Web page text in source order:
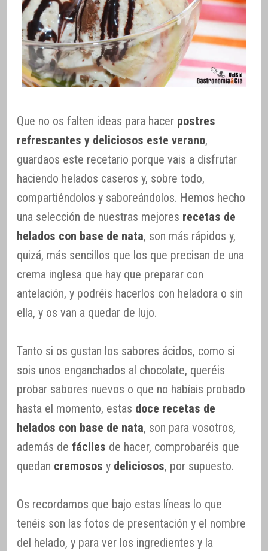
Que no os falten ideas para hacer postres
refrescantes y deliciosos este verano,
guardaos este recetario porque vais a disfrutar
haciendo helados caseros y, sobre todo,
compartiéndolos y saboreándolos. Hemos hecho
una selección de nuestras mejores recetas de
helados con base de nata, son más rápidos y,
quizá, más sencillos que los que precisan de una
crema inglesa que hay que preparar con
antelación, y podréis hacerlos con heladora o sin
ella, y os van a quedar de lujo.
Tanto si os gustan los sabores ácidos, como si
sois unos enganchados al chocolate, queréis
probar sabores nuevos o que no habíais probado
hasta el momento, estas doce recetas de
helados con base de nata, son para vosotros,
además de fáciles de hacer, comprobaréis que
quedan cremosos y deliciosos, por supuesto.
Os recordamos que bajo estas líneas lo que
tenéis son las fotos de presentación y el nombre
del helado, y para ver los ingredientes y la